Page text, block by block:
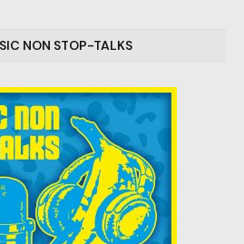
NON STOP-TALKS